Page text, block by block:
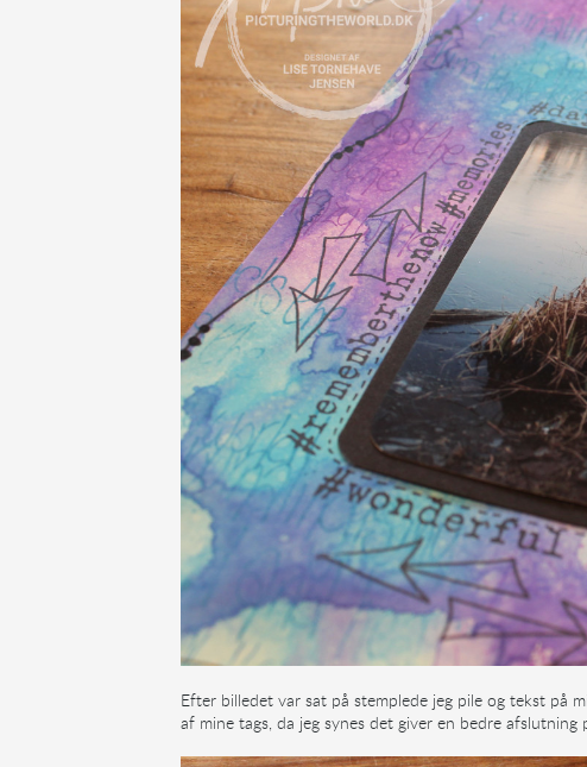
Efter billedet var sat på stemplede jeg pile og tekst på
af mine tags, da jeg synes det giver en bedre afslutning